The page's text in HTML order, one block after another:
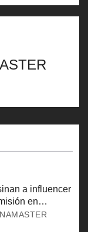
a influencer
en